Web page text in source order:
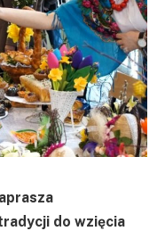
do wzięcia